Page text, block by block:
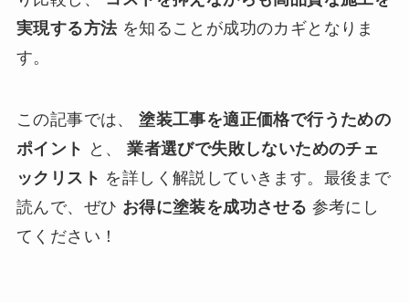
実現する方法を知ることが成功のカギとなりま
す。
この記事では、塗装工事を適正価格で行うための
ポイント と、業者選びで失敗しないためのチェ
ックリスト を詳しく解説していきます。最後まで
読んで、ぜひ お得に塗装を成功させる 参考にし
てください！